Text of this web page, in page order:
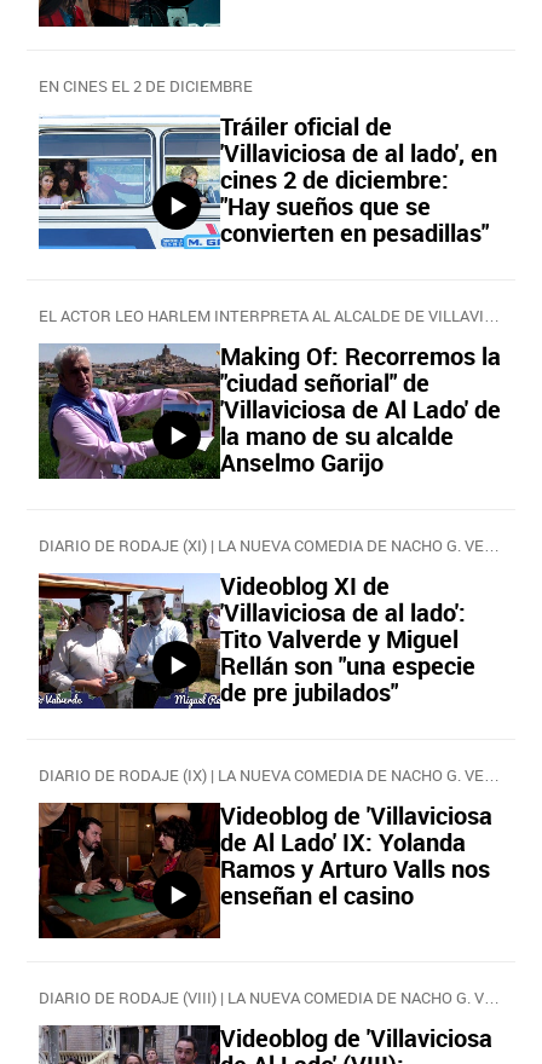
EN CINES EL 2 DE DICIEMBRE
Tráiler oficial de
'Villaviciosa de al lado', en
cines 2 de diciembre:
"Hay sueños que se
convierten en pesadillas"
Making Of: Recorremos la
"ciudad señorial" de
'Villaviciosa de Al Lado' de
la mano de su alcalde
Anselmo Garijo
Videoblog XI de
'Villaviciosa de al lado':
Tito Valverde y Miguel
Rellán son "una especie
de pre jubilados"
Videoblog de 'Villaviciosa
de Al Lado' IX: Yolanda
Ramos y Arturo Valls nos
enseñan el casino
DIARIO DE RODAJE (VIII) | LA NUEVA COMEDIA DE NACHO G. VELILLA
Videoblog de 'Villaviciosa